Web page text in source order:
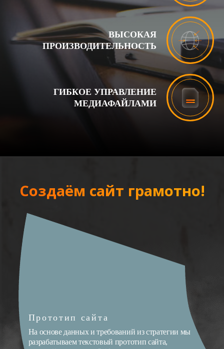
ВЫСОКАЯ
ПРОИЗВОДИТЕЛЬНОСТЬ
ГИБКОЕ УПРАВЛЕНИЕ
МЕДИАФАЙЛАМИ
Создаём сайт грамотно!
Прототип сайта
На основе данных и требований из стратегии мы
разрабатываем текстовый прототип сайта,